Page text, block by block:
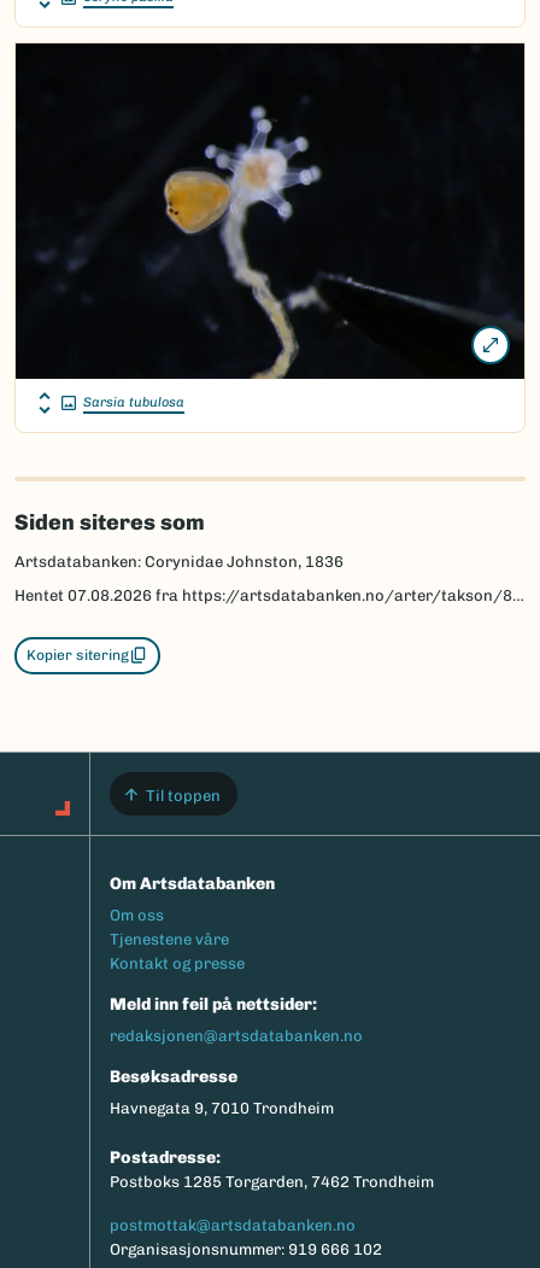
Sarsia tubulosa
Siden siteres som
Artsdatabanken: Corynidae Johnston, 1836
Hentet 07.08.2026 fra https://artsdatabanken.no/arter/takson/86739
Kopier sitering
Til toppen
Om Artsdatabanken
Footermeny
Om oss
Tjenestene våre
Kontakt og presse
Meld inn feil på nettsider:
redaksjonen@artsdatabanken.no
Besøksadresse
Havnegata 9, 7010 Trondheim
Postadresse:
Postboks 1285 Torgarden, 7462 Trondheim
postmottak@artsdatabanken.no
Organisasjonsnummer: 919 666 102